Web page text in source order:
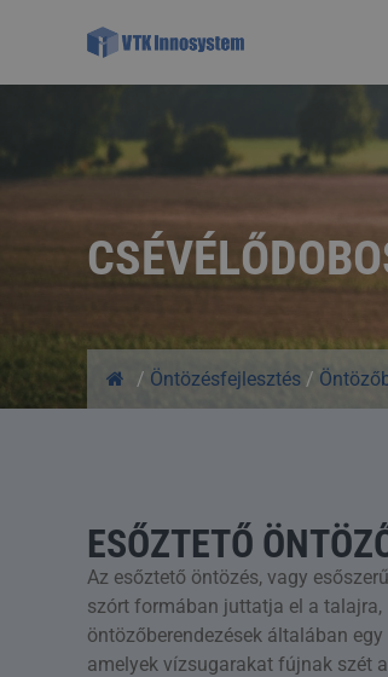
/ Öntözésfejlesztés /
ESŐZTETŐ
Az esőztető öntözés, vagy
szórt formában juttatja el a
öntözőberendezések általában
amelyek vízsugarakat fújnak szét